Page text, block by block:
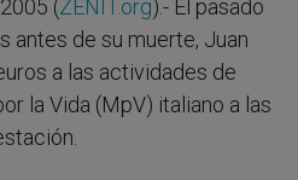
(ZENIT.org).- El pasado
antes de su muerte, Juan
a las actividades de
la Vida (MpV) italiano a las